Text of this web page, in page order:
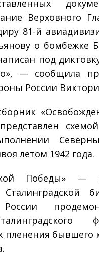
Верховного
81-й
о бомбежке
под
— сообщила
России
летом 1942 года.
Победы» —
пленения